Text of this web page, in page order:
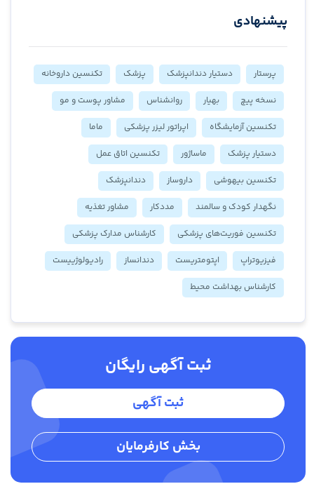
پیشنهادی
پرستار دستیار دندانپزشک پزشک
تکنسین داروخانه
نسخه پیچ
بهیار روانشناس
مشاور پوست و مو
تکنسین آزمایشگاه
اپراتور لیزر پزشکی
ماما
دستیار پزشک
ماساژور
تکنسین اتاق عمل
تکنسین بیهوشی
داروساز
دندانپزشک
نگهدار کودک و سالمند
مددکار
مشاور تغذیه
تکنسین فوریت‌های پزشکی
کارشناس مدارک پزشکی
فیزیوتراپ
اپتومتریست دندانساز
رادیولوژییست
کارشناس بهداشت محیط
ثبت آگهی رایگان
ثبت آگهی
بخش کارفرمایان